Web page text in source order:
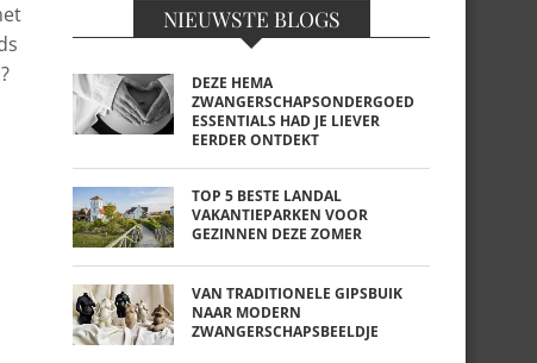
NIEUWSTE BLOGS
DEZE HEMA
ZWANGERSCHAPSONDERGOED
ESSENTIALS HAD JE LIEVER
EERDER ONTDEKT
TOP 5 BESTE LANDAL
VAKANTIEPARKEN VOOR
GEZINNEN DEZE ZOMER
VAN TRADITIONELE GIPSBUIK
NAAR MODERN
ZWANGERSCHAPSBEELDJE